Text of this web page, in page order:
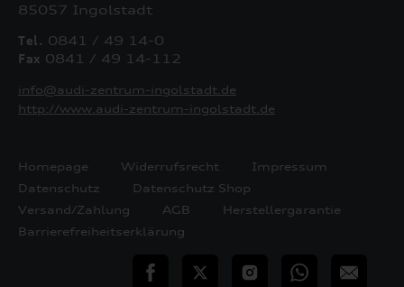
85057 Ingolstadt
Tel. 0841 / 49 14-0
Fax 0841 / 49 14-112
info@audi-zentrum-ingolstadt.de
http://www.audi-zentrum-ingolstadt.de
Homepage Widerrufsrecht
Impressum
Datenschutz
Datenschutz Shop
Versand/Zahlung
AGB
Herstellergarantie
Barrierefreiheitserklärung
teilen Twitter InstagramWhatsApp
E-